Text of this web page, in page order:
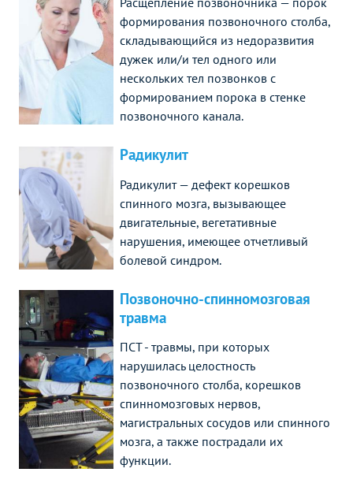
формирования позвоночного столба,
складывающийся из недоразвития
дужек или/и тел одного или
нескольких тел позвонков с
формированием порока в стенке
позвоночного канала.
Радикулит
Радикулит — дефект корешков
спинного мозга, вызывающее
двигательные, вегетативные
нарушения, имеющее отчетливый
болевой синдром.
Позвоночно-спинномозговая
травма
ПСТ - травмы, при которых
нарушилась целостность
позвоночного столба, корешков
спинномозговых нервов,
магистральных сосудов или спинного
мозга, а также пострадали их
функции.